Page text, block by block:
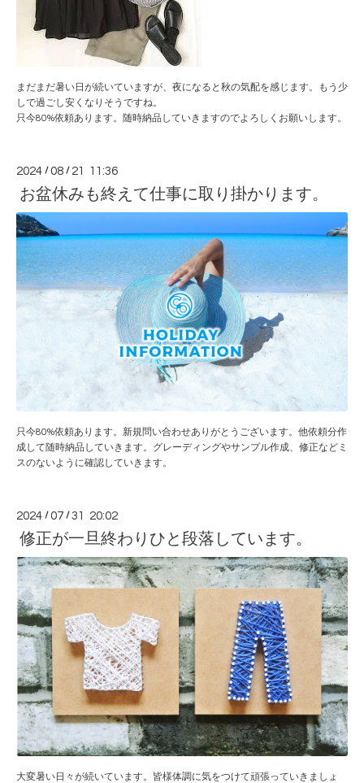
まだまだ暑い日が続いていますが、夜になると秋の気配を感じます。もう少
しで過ごし安くなりそうですね。
只今80%依頼あります。随時納品していきますのでよろしくお願いします。
2024 /08 / 21 11:36
お盆休みも終えて仕事に取り掛かります。
只今80%依頼あります。新規問い合わせありがとうございます。他依頼分作
成して随時納品していきます。グレーディングやサンプル作成、修正などミ
スのないように確認していきます。
2024 /07 /31 20:02
修正が一旦終わりひと段落しています。
大変暑い日々が続いています。皆様体調に気をつけて頑張っていきましょ